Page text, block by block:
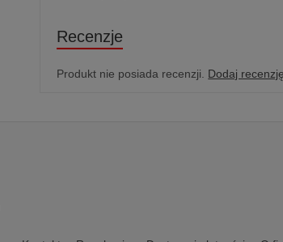
Recenzje
Produkt nie posiada recenzji. Dodaj recenzję